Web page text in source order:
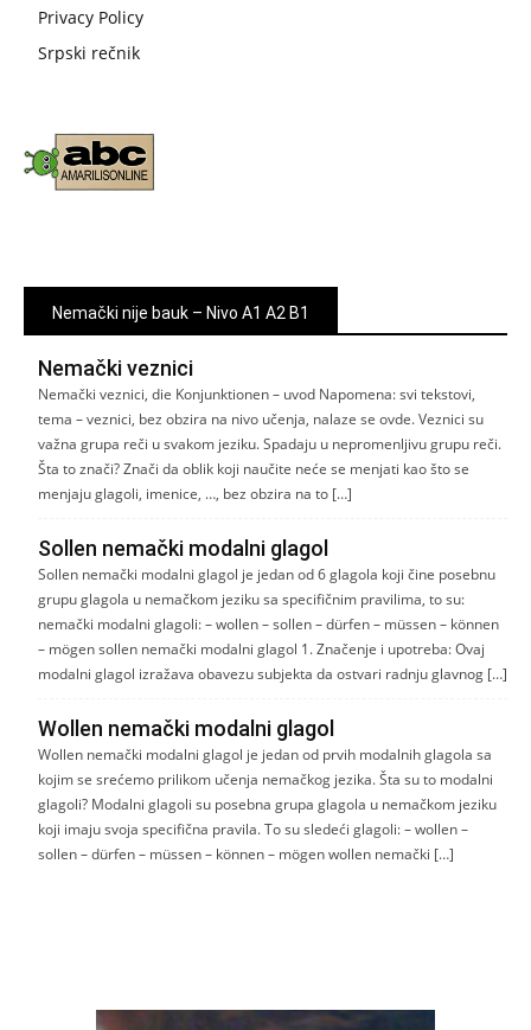
Privacy Policy
Srpski rečnik
Nemački nije bauk – Nivo A1 A2 B1
Nemački veznici
Nemački veznici, die Konjunktionen – uvod Napomena: svi tekstovi,
tema – veznici, bez obzira na nivo učenja, nalaze se ovde. Veznici su
važna grupa reči u svakom jeziku. Spadaju u nepromenljivu grupu reči.
Šta to znači? Znači da oblik koji naučite neće se menjati kao što se
menjaju glagoli, imenice, …, bez obzira na to […]
Sollen nemački modalni glagol
Sollen nemački modalni glagol je jedan od 6 glagola koji čine posebnu
grupu glagola u nemačkom jeziku sa specifičnim pravilima, to su:
nemački modalni glagoli: – wollen – sollen – dürfen – müssen – können
– mögen sollen nemački modalni glagol 1. Značenje i upotreba: Ovaj
modalni glagol izražava obavezu subjekta da ostvari radnju glavnog […]
Wollen nemački modalni glagol
Wollen nemački modalni glagol je jedan od prvih modalnih glagola sa
kojim se srećemo prilikom učenja nemačkog jezika. Šta su to modalni
glagoli? Modalni glagoli su posebna grupa glagola u nemačkom jeziku
koji imaju svoja specifična pravila. To su sledeći glagoli: – wollen –
sollen – dürfen – müssen – können – mögen wollen nemački […]